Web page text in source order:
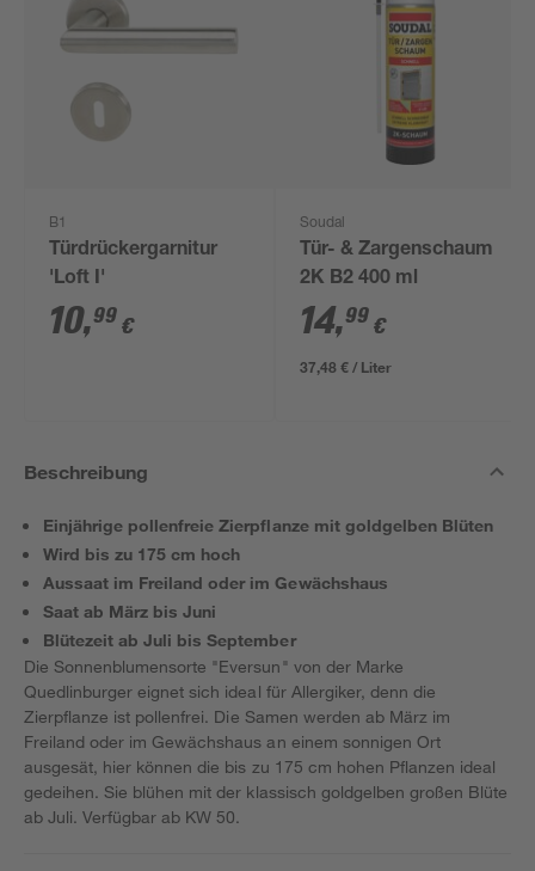
B1
Türdrückergarnitur
'Loft I'
10,99 €
Soudal
Tür- & Zargenschaum
2K B2 400 ml
14,99 €
37,48 € / Liter
Beschreibung
Einjährige pollenfreie Zierpflanze mit goldgelben Blüten
Wird bis zu 175 cm hoch
Aussaat im Freiland oder im Gewächshaus
Saat ab März bis Juni
Blütezeit ab Juli bis September
Die Sonnenblumensorte "Eversun" von der Marke
Quedlinburger eignet sich ideal für Allergiker, denn die
Zierpflanze ist pollenfrei. Die Samen werden ab März im
Freiland oder im Gewächshaus an einem sonnigen Ort
ausgesät, hier können die bis zu 175 cm hohen Pflanzen ideal
gedeihen. Sie blühen mit der klassisch goldgelben großen Blüte
ab Juli. Verfügbar ab KW 50.